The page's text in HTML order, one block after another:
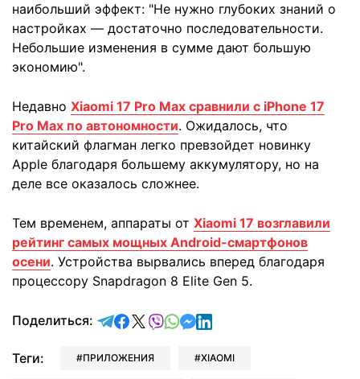
наибольший эффект: "Не нужно глубоких знаний о
настройках — достаточно последовательности.
Небольшие изменения в сумме дают большую
экономию".
Недавно Xiaomi 17 Pro Max сравнили с iPhone 17
Pro Max по автономности. Ожидалось, что
китайский флагман легко превзойдет новинку
Apple благодаря большему аккумулятору, но на
деле все оказалось сложнее.
Тем временем, аппараты от Xiaomi 17 возглавили
рейтинг самых мощных Android-cмартфонов
осени. Устройства вырвались вперед благодаря
процессору Snapdragon 8 Elite Gen 5.
Поделиться: отправить в Telegram
поделиться в Facebook
поделиться в X
отправить в Viber
отправить в Whatsapp
отправить в Messenger
отправить в LinkedIn
Теги: ПРИЛОЖЕНИЯ XIAOMI